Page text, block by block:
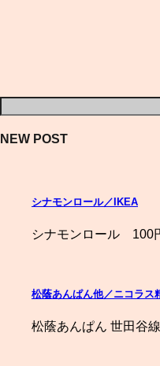
NEW POST
シナモンロール／IKEA
シナモンロール 100
松蔭あんぱん他／ニコラス
松蔭あんぱん 世田谷